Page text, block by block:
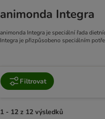
animonda Integra
animonda Integra je speciální řada
Integra je přizpůsobeno speciálním
Filtrovat
1 - 12 z 12 výsledků